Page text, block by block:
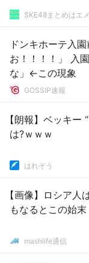
SKE48まとめはエ
ドンキホーテ入
お！！！！」 入
な」←この現象
GOSSIP速報
【朗報】ベッキー
は?ｗｗｗ
はれぞう
【画像】ロシア
もなるとこの始末
mashlife通信